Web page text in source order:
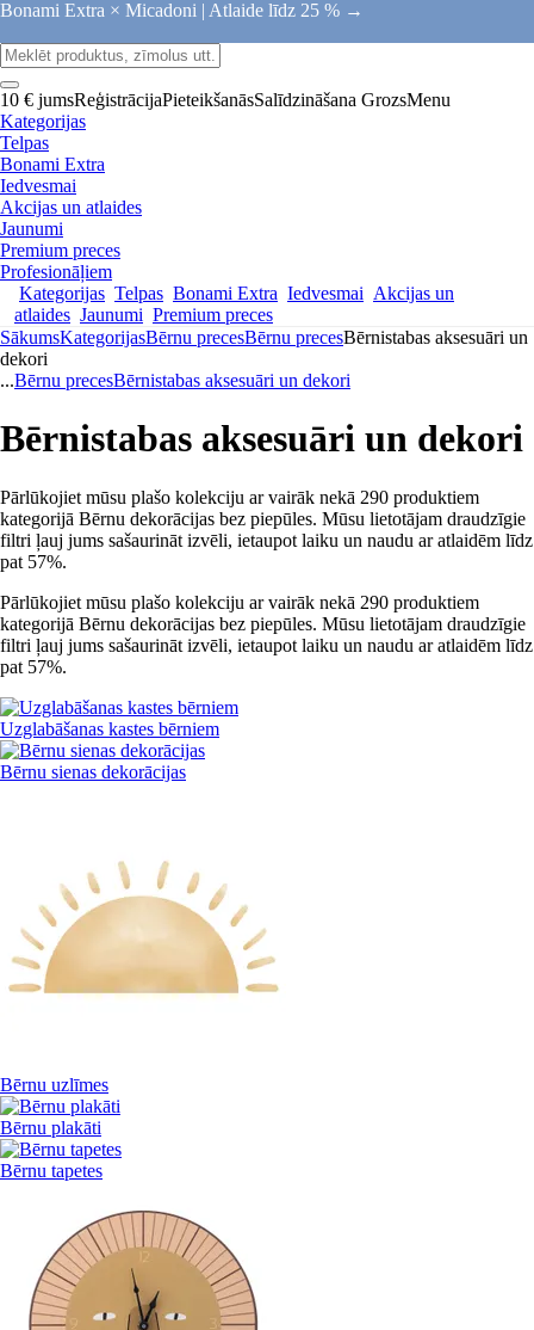
Bonami Extra × Micadoni | Atlaide līdz 25 % →
10 € jumsReģistrācijaPieteikšanāsSalīdzināšana GrozsMenu
Kategorijas
Telpas
Bonami Extra
Iedvesmai
Akcijas un atlaides
Jaunumi
Premium preces
Profesionāļiem
Kategorijas Telpas Bonami Extra Iedvesmai Akcijas un
atlaides Jaunumi Premium preces
SākumsKategorijasBērnu precesBērnu precesBērnistabas aksesuāri un
dekori
...Bērnu precesBērnistabas aksesuāri un dekori
Bērnistabas aksesuāri un dekori
Pārlūkojiet mūsu plašo kolekciju ar vairāk nekā 290 produktiem
kategorijā Bērnu dekorācijas bez piepūles. Mūsu lietotājam draudzīgie
filtri ļauj jums sašaurināt izvēli, ietaupot laiku un naudu ar atlaidēm līdz
pat 57%.
Pārlūkojiet mūsu plašo kolekciju ar vairāk nekā 290 produktiem
kategorijā Bērnu dekorācijas bez piepūles. Mūsu lietotājam draudzīgie
filtri ļauj jums sašaurināt izvēli, ietaupot laiku un naudu ar atlaidēm līdz
pat 57%.
Uzglabāšanas kastes bērniem
Bērnu sienas dekorācijas
Bērnu uzlīmes
Bērnu plakāti
Bērnu tapetes